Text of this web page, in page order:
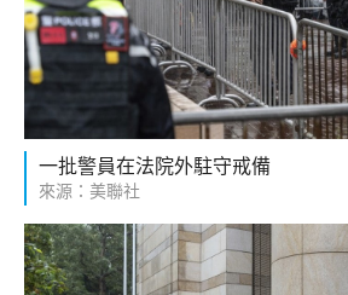
一批警員在法院外駐守戒備
來源：美聯社